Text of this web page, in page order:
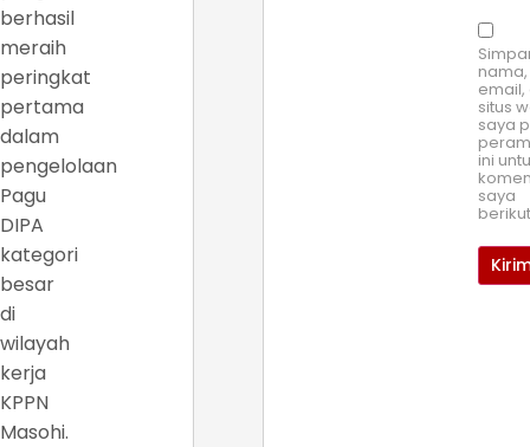
berhasil
meraih
peringkat
pertama
dalam
pengelolaan
Pagu
DIPA
kategori
besar
di
wilayah
kerja
KPPN
Masohi.
nama,
email,
situs
saya
ini
saya